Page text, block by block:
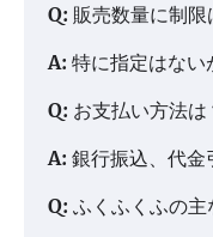
Q: 販売数量に制限
A: 特に指定はない
Q: お支払い方法は
A: 銀行振込、代金
Q: ふくふくふの主